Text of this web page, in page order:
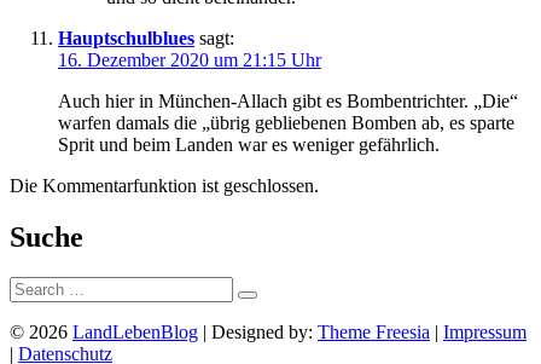
Hauptschulblues sagt:
16. Dezember 2020 um 21:15 Uhr
Auch hier in München-Allach gibt es Bombentrichter. „Die“
warfen damals die „übrig gebliebenen Bomben ab, es sparte
Sprit und beim Landen war es weniger gefährlich.
Die Kommentarfunktion ist geschlossen.
Suche
Suche:
© 2026 LandLebenBlog | Designed by: Theme Freesia | Impressum
| Datenschutz